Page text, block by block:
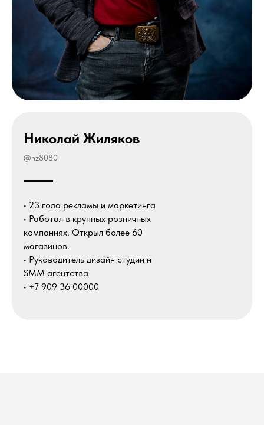
Николай Жиляков
@nz8080
• 23 года рекламы и маркетинга
• Работал в крупных розничных
компаниях. Открыл более 60
магазинов.
• Руководитель дизайн студии и
SMM агентства
• +7 909 36 00000